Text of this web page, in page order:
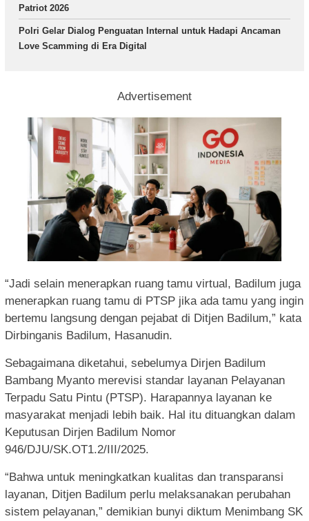
Patriot 2026
Polri Gelar Dialog Penguatan Internal untuk Hadapi Ancaman
Love Scamming di Era Digital
Advertisement
“Jadi selain menerapkan ruang tamu virtual, Badilum juga
menerapkan ruang tamu di PTSP jika ada tamu yang ingin
bertemu langsung dengan pejabat di Ditjen Badilum,” kata
Dirbinganis Badilum, Hasanudin.
Sebagaimana diketahui, sebelumya Dirjen Badilum
Bambang Myanto merevisi standar layanan Pelayanan
Terpadu Satu Pintu (PTSP). Harapannya layanan ke
masyarakat menjadi lebih baik. Hal itu dituangkan dalam
Keputusan Dirjen Badilum Nomor
946/DJU/SK.OT1.2/III/2025.
“Bahwa untuk meningkatkan kualitas dan transparansi
layanan, Ditjen Badilum perlu melaksanakan perubahan
sistem pelayanan,” demikian bunyi diktum Menimbang SK